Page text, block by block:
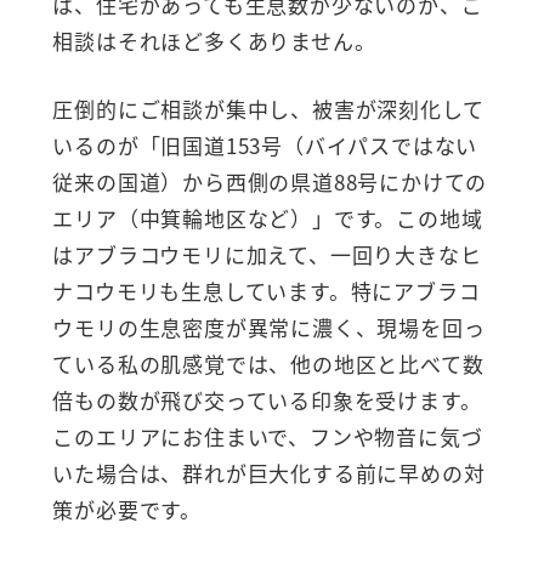
相談はそれほど多くありません。
圧倒的にご相談が集中し、被害が深刻化して
いるのが「旧国道153号（バイパスではない
従来の国道）から西側の県道88号にかけての
エリア（中箕輪地区など）」です。この地域
はアブラコウモリに加えて、一回り大きなヒ
ナコウモリも生息しています。特にアブラコ
ウモリの生息密度が異常に濃く、現場を回っ
ている私の肌感覚では、他の地区と比べて数
倍もの数が飛び交っている印象を受けます。
このエリアにお住まいで、フンや物音に気づ
いた場合は、群れが巨大化する前に早めの対
策が必要です。